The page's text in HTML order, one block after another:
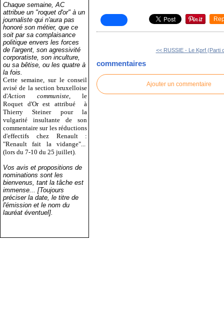
Chaque semaine, AC
attribue un "roquet d'or" à un
journaliste qui n'aura pas
honoré son métier, que ce
soit par sa complaisance
politique envers les forces
de l'argent, son agressivité
corporatiste, son inculture,
ou sa bêtise, ou les quatre à
la fois.
Cette semaine, sur le conseil
avisé de la section bruxelloise
d'Action communiste , le
Roquet d'Or est attribué
à
Thierry Steiner pour la
vulgarité insultante de son
commentaire sur les réductions
d'effectifs chez Renault :
"Renault fait la vidange"...
(lors du 7-10 du 25 juillet).
Vos avis et propositions de
nominations sont les
bienvenus, tant la tâche est
immense... [Toujours
préciser la date, le titre de
l'émission et le nom du
lauréat éventuel].
<< RUSSIE - Le Kprf (Parti
commentaires
Ajouter un commentaire